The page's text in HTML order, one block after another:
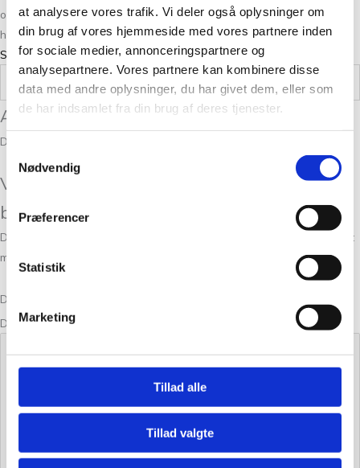
at analysere vores trafik. Vi deler også oplysninger om
din brug af vores hjemmeside med vores partnere inden
for sociale medier, annonceringspartnere og
analysepartnere. Vores partnere kan kombinere disse
data med andre oplysninger, du har givet dem, eller som
de har indsamlet fra din brug af deres tjenester.
Nødvendig
Præferencer
Statistik
Marketing
Tillad alle
Tillad valgte
opskrifter som værende kendetegnet ved enkelhed. Ønsker du at se
hendes udvalg af bøger, kan du besøge hendes hjemmeside
SusieHaumann.dk.
Vægt 0,4 kg
Anmeldelser
Der er endnu ikke nogle anmeldelser.
Vær den første til at anmelde “Det Bedste
børnestrik 2-8 år”
Din e-mailadresse vil ikke blive publiceret.
Krævede felter er markeret
med
Din bedømmelse
Din anmeldelse